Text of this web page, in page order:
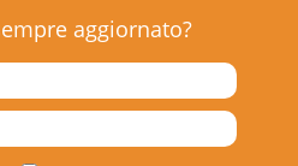
aggiornato?